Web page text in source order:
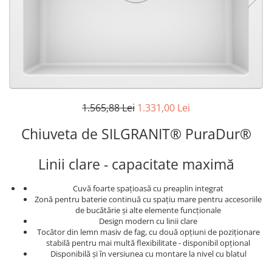
Hote cu montare pe colt
Hote rustice
Integrate in tavan
Complet incorporabile
Partial incorporabile
Plite
Ceramica
Domino( seturi modulare)
Vitrine frigorifice si minibaruri
1.565,88 Lei 1.331,00 Lei
Chiuveta de SILGRANIT® PuraDur®
Linii clare - capacitate maximă
Cuvă foarte spațioasă cu preaplin integrat
Zonă pentru baterie continuă cu spaţiu mare pentru accesoriile
de bucătărie şi alte elemente funcţionale
Design modern cu linii clare
Tocător din lemn masiv de fag, cu două opțiuni de poziționare
stabilă pentru mai multă flexibilitate - disponibil opțional
Disponibilă și în versiunea cu montare la nivel cu blatul